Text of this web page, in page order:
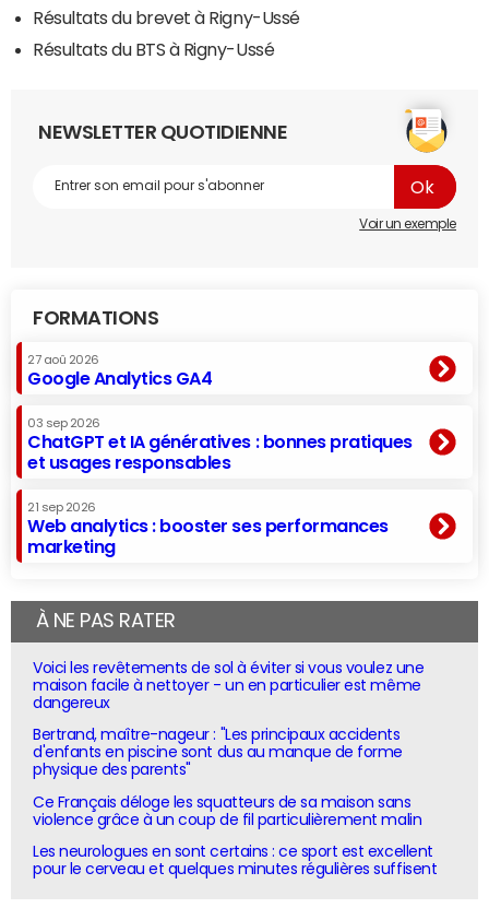
Résultats du brevet à Rigny-Ussé
Résultats du BTS à Rigny-Ussé
NEWSLETTER QUOTIDIENNE
Voir un exemple
FORMATIONS
27 aoû 2026
Google Analytics GA4
03 sep 2026
ChatGPT et IA génératives : bonnes pratiques
et usages responsables
21 sep 2026
Web analytics : booster ses performances
marketing
À NE PAS RATER
Voici les revêtements de sol à éviter si vous voulez une
maison facile à nettoyer - un en particulier est même
dangereux
Bertrand, maître-nageur : "Les principaux accidents
d'enfants en piscine sont dus au manque de forme
physique des parents"
Ce Français déloge les squatteurs de sa maison sans
violence grâce à un coup de fil particulièrement malin
Les neurologues en sont certains : ce sport est excellent
pour le cerveau et quelques minutes régulières suffisent